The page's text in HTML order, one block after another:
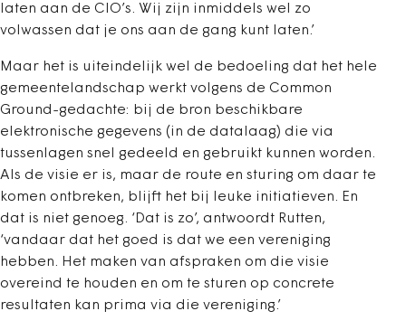
laten aan de CIO’s. Wij zijn inmiddels wel zo
volwassen dat je ons aan de gang kunt laten.’
Maar het is uiteindelijk wel de bedoeling dat het hele
gemeentelandschap werkt volgens de Common
Ground-gedachte: bij de bron beschikbare
elektronische gegevens (in de datalaag) die via
tussenlagen snel gedeeld en gebruikt kunnen worden.
Als de visie er is, maar de route en sturing om daar te
komen ontbreken, blijft het bij leuke initiatieven. En
dat is niet genoeg. ‘Dat is zo’, antwoordt Rutten,
‘vandaar dat het goed is dat we een vereniging
hebben. Het maken van afspraken om die visie
overeind te houden en om te sturen op concrete
resultaten kan prima via die vereniging.’